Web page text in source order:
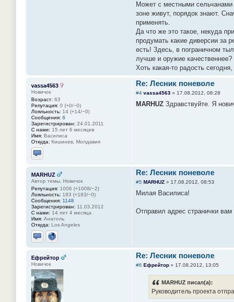
Может с местными сельчанами
зоне живут, порядок знают.
применять.
Да что же это такое, некуда
продумать какие диверсии за
есть! Здесь, в пограничном
лучше и оружие качественнее?
Хоть какая-то радость
vassa4563
Новичок
Возраст: 63
Репутация: 0 (+0/−0)
Лояльность: 14 (+14/−0)
Сообщения: 6
Зарегистрирован: 24.01.2011
С нами: 15 лет 6 месяцев
Имя: Василиса
Откуда: Кишинев, Молдавия
Отправить личное сообщение
Re: Лесник поневоле
#4 vassa4563 » 17.08.2012, 08:28
MARHUZ Здравствуйте. Я
MARHUZ
Автор темы, Новичок
Репутация: 1006 (+1008/−2)
Лояльность: 183 (+183/−0)
Сообщения: 1148
Зарегистрирован: 11.03.2012
С нами: 14 лет 4 месяца
Имя: Анатоль
Откуда: Los Angeles
Отправить личное сообщение
Сайт
Re: Лесник поневоле
#5 MARHUZ » 17.08.2012, 08:53
Милая Василиса!
Отправил адрес странички
Ефрейтор
Новичок
Re: Лесник поневоле
#6 Ефрейтор » 17.08.2012, 13:05
MARHUZ писал(а):
Руководитель проекта